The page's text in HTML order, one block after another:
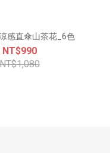
感直傘山茶花_6色
NT$990